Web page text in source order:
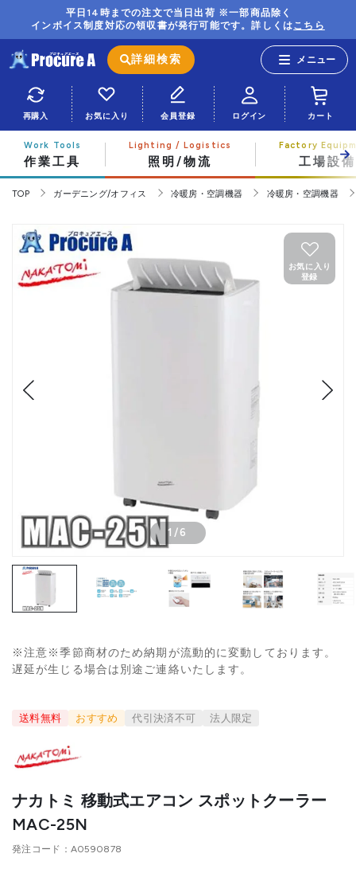
平日14時までの注文で当日出荷 ※一部商品除く
インボイス制度対応の領収書が発行可能です。詳しくはこちら
詳細検索
再購入 お気に入り 会員登録 ログイン カート
作業工具 照明/物流 工場設備
TOP ガーデニング/オフィス 冷暖房・空調機器 冷暖房・空調機器
1 / 6
お気に入り
登録
※注意※季節商材のため納期が流動的に変動しております。
遅延が生じる場合は別途ご連絡いたします。
送料無料 おすすめ 代引決済不可 法人限定
ナカトミ 移動式エアコン スポットクーラー
MAC-25N
発注コード A0590878